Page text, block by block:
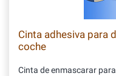
Cinta adhesiva para
coche
Cinta de enmascarar